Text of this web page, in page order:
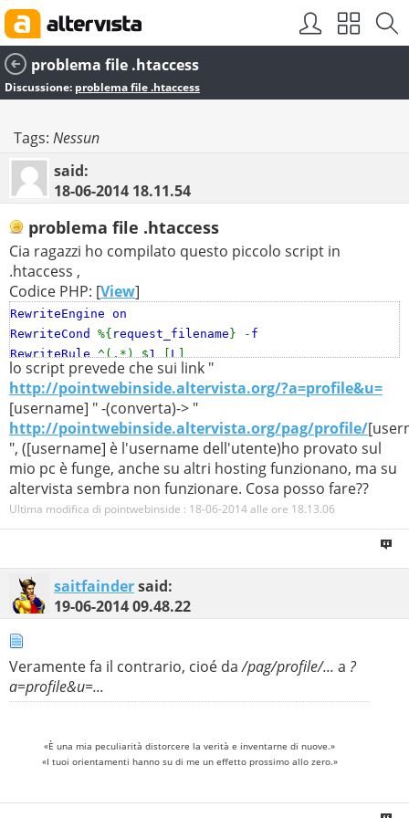
problema file .htaccess
Discussione: problema file .htaccess
Tags: Nessun
said:
18-06-2014 18.11.54
problema file .htaccess
Cia ragazzi ho compilato questo piccolo script in
.htaccess ,
Codice PHP: [View]
RewriteEngine on
RewriteCond %{ request_filename } - f
RewriteRule^(.*) $1[L]
RewriteRule^pag /profile/([
a=profile&u=$1[L]
lo script prevede che sui link "
http://pointwebinside.altervista.org/?a=profile&u=
[username] " -(converta)-> "
http://pointwebinside.altervista.org/pag/profile/
", ([username] è l'username dell'utente)ho provato sul
mio pc è funge, anche su altri hosting funzionano, ma su
altervista sembra non funzionare. Cosa posso fare??
Ultima modifica di pointwebinside : 18-06-2014 alle ore 18.13.06
saitfaindersaid:
19-06-201409.48.22
Veramente fa il contrario, cioé da/pag/profile/... a ?
a=profile&u=...
«È una mia peculiarità distorcere la verità e inventarne di nuove.»
«I tuoi orientamenti hanno su di me un effetto prossimo allo zero.»